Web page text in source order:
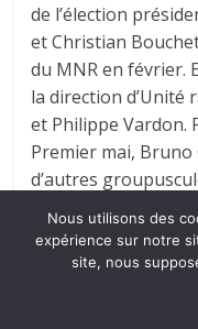
de l’élection
et Christian
du MNR en février.
la direction d’Unité
et Philippe Vardon.
Premier mai, Bruno
d’autres
d’ordre. Le 14
MNR et d’UR,
radicale est
semaines plus tard
septembre 2006 :
Nous utilisons des
expérience sur notre
site, nous